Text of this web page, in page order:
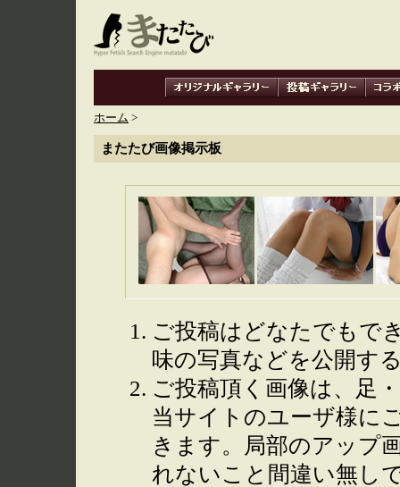
ホーム >
またたび画像掲示板
ご投稿はどなたでもで
味の写真などを公開す
ご投稿頂く画像は、足
当サイトのユーザ様に
きます。局部のアップ
れないこと間違い無し